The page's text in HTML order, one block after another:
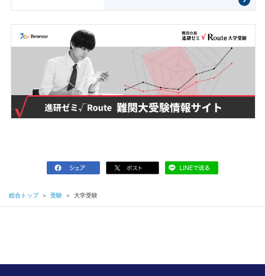
総合トップ ＞ 受験 ＞ 大学受験